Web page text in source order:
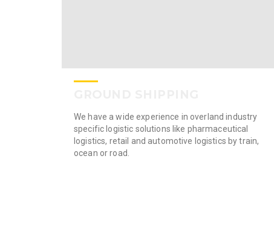
We have a wide experience in overland industry
specific logistic solutions like pharmaceutical
logistics, retail and automotive logistics by train,
ocean or road.